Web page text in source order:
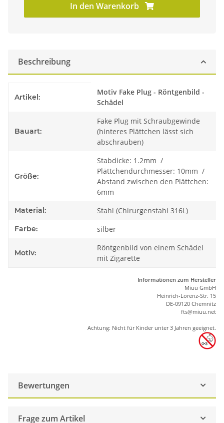
In den Warenkorb
Beschreibung
Artikel:
Motiv Fake Plug - Röntgenbild -
Schädel
Bauart:
Fake Plug mit Schraubgewinde
(hinteres Plättchen lässt sich
abschrauben)
Größe:
Stabdicke: 1.2mm /
Plättchendurchmesser: 10mm /
Abstand zwischen den Plättchen:
6mm
Material: Stahl (Chirurgenstahl 316L)
Farbe: silber
Motiv:
Röntgenbild von einem Schädel
mit Zigarette
Informationen zum Hersteller
Miuu GmbH
Heinrich-Lorenz-Str. 15
DE-09120 Chemnitz
fts@miuu.net
Achtung: Nicht für Kinder unter 3 Jahren geeignet.
Bewertungen
Frage zum Artikel